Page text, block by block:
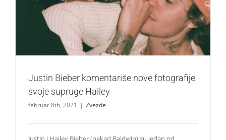
Hailey
Zvezde
Justin Bieber komentariše nove fotografije
svoje supruge Hailey
februar 8th, 2021 | Zvezde